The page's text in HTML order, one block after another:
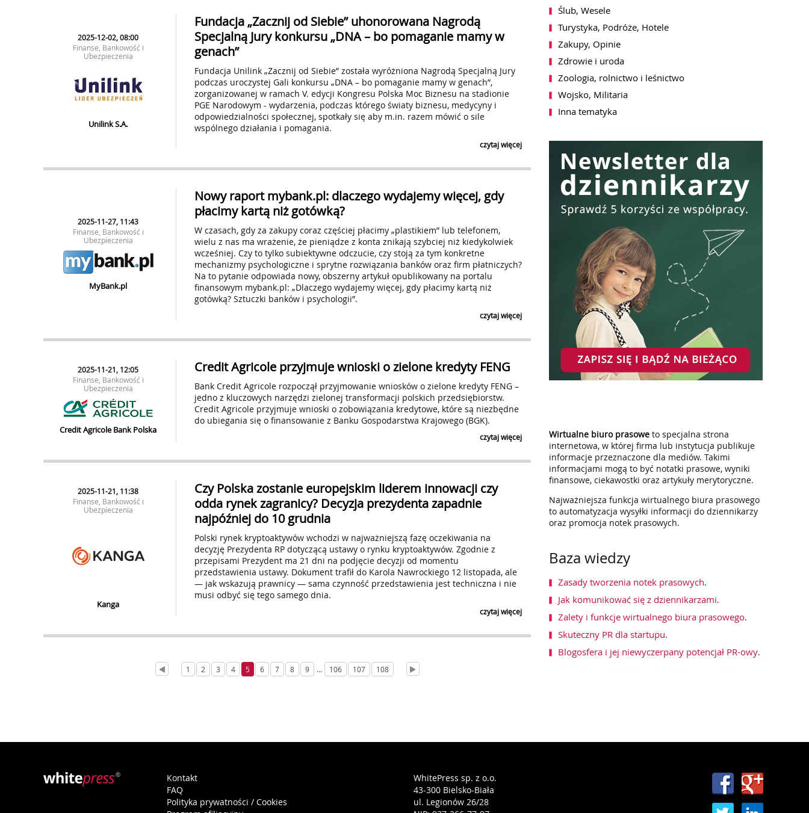
2025-12-02, 08:00
Finanse, Bankowość i
Ubezpieczenia
Unilink S.A.
Fundacja „Zacznij od Siebie” uhonorowana Nagrodą
Specjalną Jury konkursu „DNA – bo pomaganie mamy w
genach”
Fundacja Unilink „Zacznij od Siebie” została wyróżniona Nagrodą Specjalną Jury
podczas uroczystej Gali konkursu „DNA – bo pomaganie mamy w genach”,
zorganizowanej w ramach V. edycji Kongresu Polska Moc Biznesu na stadionie
PGE Narodowym - wydarzenia, podczas którego światy biznesu, medycyny i
odpowiedzialności społecznej, spotkały się aby m.in. razem mówić o sile
wspólnego działania i pomagania.
czytaj więcej
2025-11-27, 11:43
Finanse, Bankowość i
Ubezpieczenia
MyBank.pl
Nowy raport mybank.pl: dlaczego wydajemy więcej, gdy
płacimy kartą niż gotówką?
W czasach, gdy za zakupy coraz częściej płacimy „plastikiem” lub telefonem,
wielu z nas ma wrażenie, że pieniądze z konta znikają szybciej niż kiedykolwiek
wcześniej. Czy to tylko subiektywne odczucie, czy stoją za tym konkretne
mechanizmy psychologiczne i sprytne rozwiązania banków oraz firm płatniczych?
Na to pytanie odpowiada nowy, obszerny artykuł opublikowany na portalu
finansowym mybank.pl: „Dlaczego wydajemy więcej, gdy płacimy kartą niż
gotówką? Sztuczki banków i psychologii”.
czytaj więcej
2025-11-21, 12:05
Finanse, Bankowość i
Ubezpieczenia
Credit Agricole Bank Polska
Credit Agricole przyjmuje wnioski o zielone kredyty FENG
Bank Credit Agricole rozpoczął przyjmowanie wniosków o zielone kredyty FENG –
jedno z kluczowych narzędzi zielonej transformacji polskich przedsiębiorstw.
Credit Agricole przyjmuje wnioski o zobowiązania kredytowe, które są niezbędne
do ubiegania się o finansowanie z Banku Gospodarstwa Krajowego (BGK).
czytaj więcej
2025-11-21, 11:38
Finanse, Bankowość i
Ubezpieczenia
Kanga
Czy Polska zostanie europejskim liderem innowacji czy
odda rynek zagranicy? Decyzja prezydenta zapadnie
najpóźniej do 10 grudnia
Polski rynek kryptoakty­wów wchodzi w najważniejszą fazę oczekiwania na
decyzję Prezydenta RP dotyczącą ustawy o rynku kryptoaktywów. Zgodnie z
przepisami Prezydent ma 21 dni na podjęcie decyzji od momentu
przedstawienia ustawy. Dokument trafił do Karola Nawrockiego 12 listopada, ale
— jak wskazują prawnicy — sama czynność przedstawienia jest techniczna i nie
musi odbyć się tego samego dnia.
czytaj więcej
1 2 3 4 5 6 7 8 9 ... 106 107 108
Ślub, Wesele
Turystyka, Podróże, Hotele
Zakupy, Opinie
Zdrowie i uroda
Zoologia, rolnictwo i leśnictwo
Wojsko, Militaria
Inna tematyka
Wirtualne biuro prasowe to specjalna strona
internetowa, w której firma lub instytucja publikuje
informacje przeznaczone dla mediów. Takimi
informacjami mogą to być notatki prasowe, wyniki
finansowe, ciekawostki oraz artykuły merytoryczne.
Najważniejsza funkcja wirtualnego biura prasowego
to automatyzacja wysyłki informacji do dziennikarzy
oraz promocja notek prasowych.
Baza wiedzy
Zasady tworzenia notek prasowych.
Jak komunikować się z dziennikarzami.
Zalety i funkcje wirtualnego biura prasowego.
Skuteczny PR dla startupu.
Blogosfera i jej niewyczerpany potencjał PR-owy.
Kontakt
FAQ
Polityka prywatności / Cookies
WhitePress sp. z o.o.
43-300 Bielsko-Biała
ul. Legionów 26/28
Czytaj klauzulę ZAPISZ SIĘ DO NEWSLETTERA